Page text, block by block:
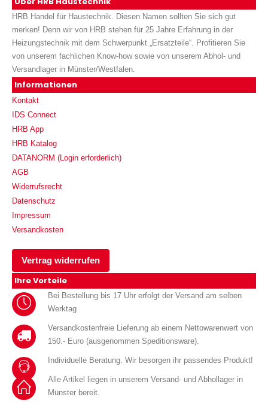
HRB Handel für Haustechnik. Diesen Namen sollten Sie sich gut
merken! Denn wir von HRB stehen für 25 Jahre Erfahrung in der
Heizungstechnik mit dem Schwerpunkt „Ersatzteile“. Profitieren Sie
von unserem fachlichen Know-how sowie von unserem Abhol- und
Versandlager in Münster/Westfalen.
Informationen
Kontakt
IDS Connect
HRB App
HRB Katalog
DATANORM (Login erforderlich)
AGB
Widerrufsrecht
Datenschutz
Impressum
Versandkosten
Vertrag widerrufen
Ihre Vorteile
Bei Bestellung bis 17 Uhr erfolgt der Versand am selben
Werktag
Versandkostenfreie Lieferung ab einem Nettowarenwert von
150.- Euro (ausgenommen Speditionsware).
Individuelle Beratung. Wir besorgen ihr passendes Produkt!
Alle Artikel liegen in unserem Versand- und Abhollager in
Münster bereit.